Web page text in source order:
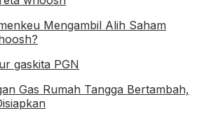
Mengambil Alih Saham
Gas Rumah Tangga Bertambah,